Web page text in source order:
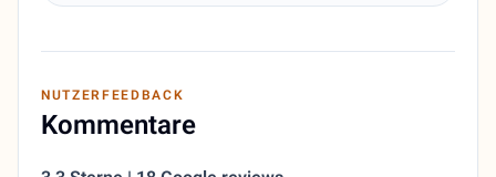
NUTZERFEEDBACK
Kommentare